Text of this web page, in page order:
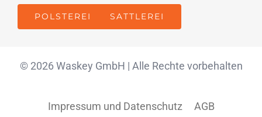
POLSTEREI SATTLEREI
© 2026 Waskey GmbH | Alle Rechte vorbehalten
Impressum und Datenschutz AGB